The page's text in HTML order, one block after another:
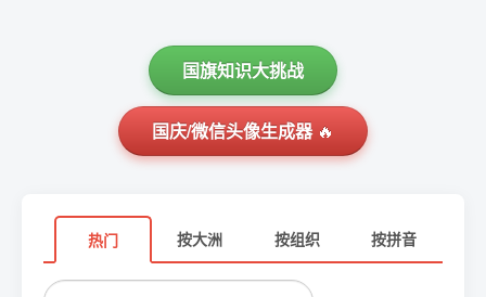
国旗知识大挑战
国庆/微信头像生成器🔥
热门 按大洲 按组织 按拼音